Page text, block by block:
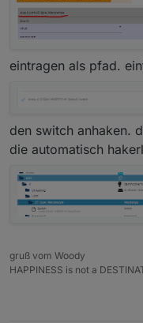
eintragen als pfad.
den switch anhaken.
die automatisch
gruß vom Woody
HAPPINESS is not a